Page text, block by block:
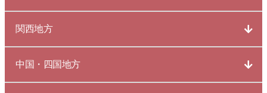
関西地方
中国・四国地方